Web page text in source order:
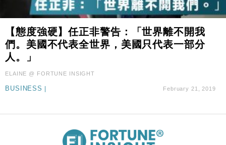
【態度強硬】任正非警告：「世界離不開我
們。美國不代表全世界，美國只代表一部分
人。」
ELAINE @ FORTUNE INSIGHT
BUSINESS February 21, 2019